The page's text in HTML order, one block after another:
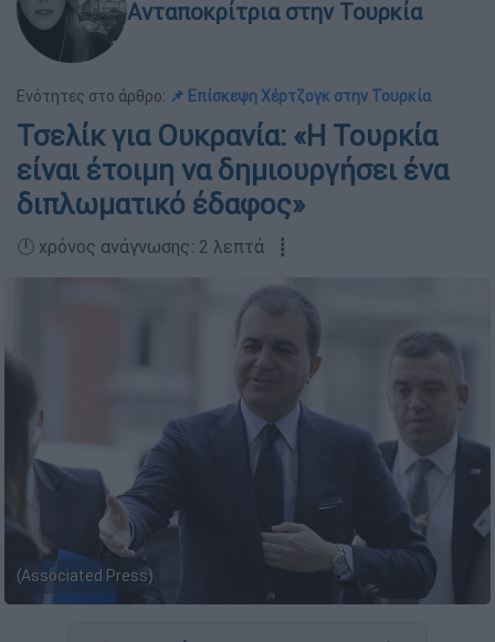
Ανταποκρίτρια στην Τουρκία
Ενότητες στο άρθρο: 📌 Επίσκεψη Χέρτζογκ στην Τουρκία
Τσελίκ για Ουκρανία: «Η Τουρκία
είναι έτοιμη να δημιουργήσει ένα
διπλωματικό έδαφος»
🕛 χρόνος ανάγνωσης: 2 λεπτά ┋
(Associated Press)